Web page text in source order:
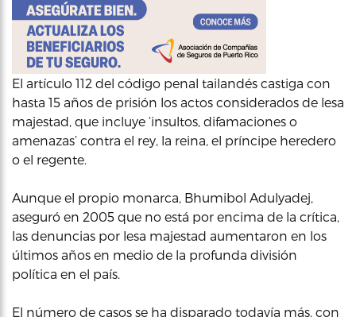
El artículo 112 del código penal tailandés castiga con
hasta 15 años de prisión los actos considerados de lesa
majestad, que incluye ‘insultos, difamaciones o
amenazas’ contra el rey, la reina, el príncipe heredero
o el regente.
Aunque el propio monarca, Bhumibol Adulyadej,
aseguró en 2005 que no está por encima de la crítica,
las denuncias por lesa majestad aumentaron en los
últimos años en medio de la profunda división
política en el país.
El número de casos se ha disparado todavía más, con